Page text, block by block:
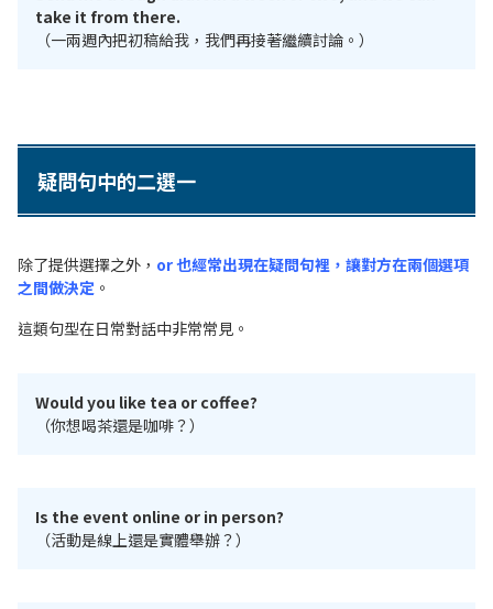
take it from there.
（一兩週內把初稿給我，我們再接著繼續討論。）
疑問句中的二選一
除了提供選擇之外， or 也經常出現在疑問句裡，讓對方在兩個選項
之間做決定 。
這類句型在日常對話中非常常見。
Would you like tea or coffee?
（你想喝茶還是咖啡？）
Is the event online or in person?
（活動是線上還是實體舉辦？）